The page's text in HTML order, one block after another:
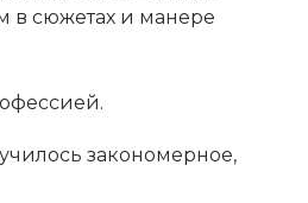
в сюжетах и манере
закономерное,